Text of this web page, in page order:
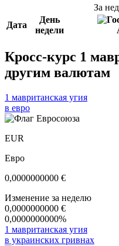
За
Дата
День
недели
Кросс-курс 1
другим валютам
1 мавританская угия
в евро
EUR
Евро
0,0000000000 €
Изменение за неделю
0,0000000000 €
0,0000000000%
1 мавританская угия
в украинских гривнах